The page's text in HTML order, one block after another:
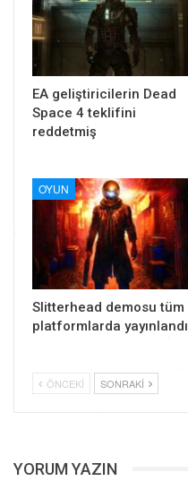
EA geliştiricilerin Dead
Space 4 teklifini
reddetmiş
OYUN
Slitterhead demosu tüm
platformlarda yayınlandı
ÖNCEKI SONRAKI
YORUM YAZIN